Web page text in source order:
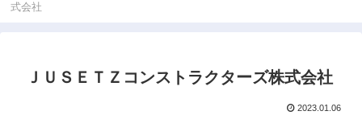
式会社
ＪＵＳＥＴＺコンストラクターズ株式会社
2023.01.06